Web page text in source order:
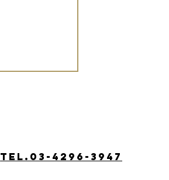
tel.03-4296-3947